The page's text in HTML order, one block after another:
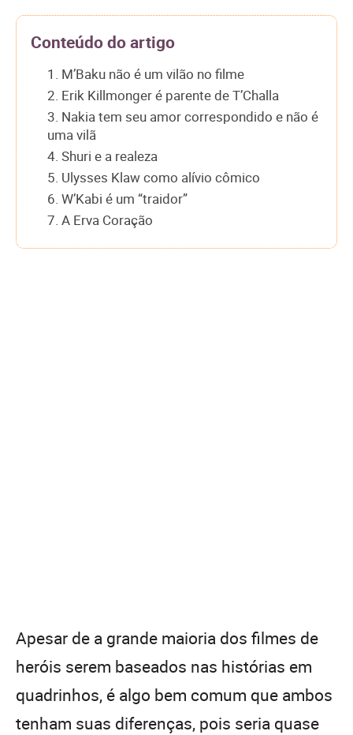
Conteúdo do artigo
1. M’Baku não é um vilão no filme
2. Erik Killmonger é parente de T’Challa
3. Nakia tem seu amor correspondido e não é
uma vilã
4. Shuri e a realeza
5. Ulysses Klaw como alívio cômico
6. W’Kabi é um “traidor”
7. A Erva Coração
Apesar de a grande maioria dos filmes de
heróis serem baseados nas histórias em
quadrinhos, é algo bem comum que ambos
tenham suas diferenças, pois seria quase